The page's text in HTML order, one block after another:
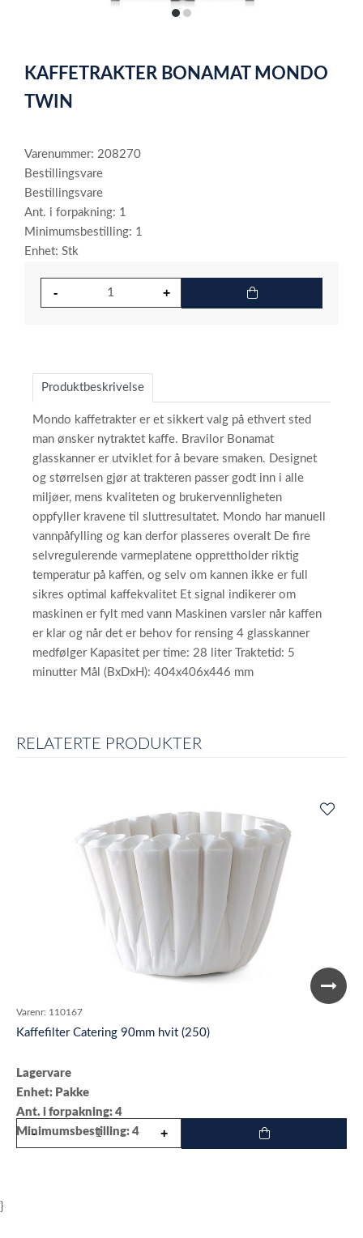
itemitem
of
2
KAFFETRAKTER BONAMAT MONDO
TWIN
Varenummer: 208270
Bestillingsvare
Bestillingsvare
Ant. i forpakning: 1
Minimumsbestilling: 1
Enhet: Stk
Produktbeskrivelse
Mondo kaffetrakter er et sikkert valg på ethvert sted
man ønsker nytraktet kaffe. Bravilor Bonamat
glasskanner er utviklet for å bevare smaken. Designet
og størrelsen gjør at trakteren passer godt inn i alle
miljøer, mens kvaliteten og brukervennligheten
oppfyller kravene til sluttresultatet. Mondo har manuell
vannpåfylling og kan derfor plasseres overalt De fire
selvregulerende varmeplatene opprettholder riktig
temperatur på kaffen, og selv om kannen ikke er full
sikres optimal kaffekvalitet Et signal indikerer om
maskinen er fylt med vann Maskinen varsler når kaffen
er klar og når det er behov for rensing 4 glasskanner
medfølger Kapasitet per time: 28 liter Traktetid: 5
minutter Mål (BxDxH): 404x406x446 mm
RELATERTE PRODUKTER
Varenr: 110167
Kaffefilter Catering 90mm hvit (250)
Lagervare
Enhet: Pakke
Ant. i forpakning: 4
Minimumsbestilling: 4
}